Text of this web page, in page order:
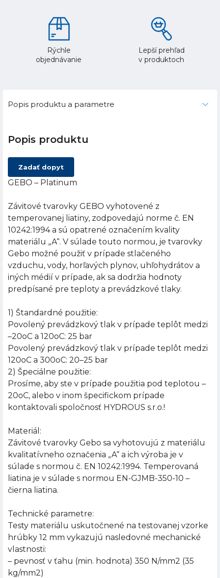
Rýchle
objednávanie
Lepší prehľad
v produktoch
Popis produktu a parametre
Popis produktu
Zadať dopyt
GEBO – Platinum
Závitové tvarovky GEBO vyhotovené z
temperovanej liatiny, zodpovedajú norme č. EN
10242:1994 a sú opatrené označením kvality
materiálu „A“. V súlade touto normou, je tvarovky
Gebo možné použiť v prípade stlačeného
vzduchu, vody, horľavých plynov, uhľohydrátov a
iných médií v prípade, ak sa dodržia hodnoty
predpísané pre teploty a prevádzkové tlaky.
1) Štandardné použitie:
Povolený prevádzkový tlak v prípade teplôt medzi
–20oC a 120oC: 25 bar
Povolený prevádzkový tlak v prípade teplôt medzi
120oC a 300oC: 20–25 bar
2) Špeciálne použitie:
Prosíme, aby ste v prípade použitia pod teplotou –
20oC, alebo v inom špecifickom prípade
kontaktovali spoločnosť HYDROUS s.r.o.!
Materiál:
Závitové tvarovky Gebo sa vyhotovujú z materiálu
kvalitatívneho označenia „A“ a ich výroba je v
súlade s normou č. EN 10242:1994. Temperovaná
liatina je v súlade s normou EN-GJMB-350-10 –
čierna liatina.
Technické parametre:
Testy materiálu uskutočnené na testovanej vzorke
hrúbky 12 mm vykazujú nasledovné mechanické
vlastnosti:
– pevnosť v ťahu (min. hodnota) 350 N/mm2 (35
kg/mm2)